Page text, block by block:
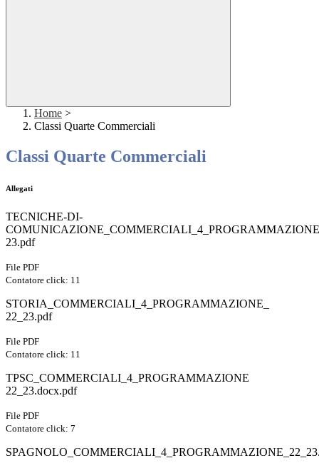
Home >
Classi Quarte Commerciali
Classi Quarte Commerciali
Allegati
TECNICHE-DI-
23.pdf
File PDF
Contatore click: 11
STORIA_COMMERCIALI_4_PROGRAMMAZIONE_
22_23.pdf
File PDF
Contatore click: 11
TPSC_COMMERCIALI_4_PROGRAMMAZIONE
22_23.docx.pdf
File PDF
Contatore click: 7